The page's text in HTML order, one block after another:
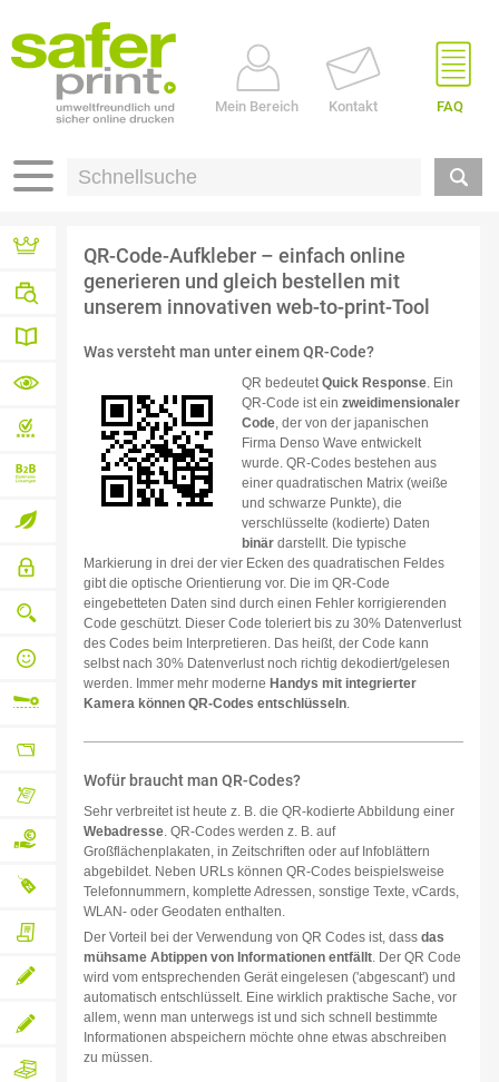
Mein Bereich Kontakt FAQ
Referenzen
Branchen
Druck-
Wissen
von A – Z
Materialübersicht
Profidatencheck
inklusive
Businesslösungen
web-to-
Umweltbewusstsein
Bestell-
Bezahlablauf
Qualitätssicherung
von
bis
Versand
qualifizierter
Flexible
Weiterverarbeitung
Absender-,
Rechnungsadressen
Kundenbereich
keine
Wünsche
Auf
Rechnung
bezahlen
Neutraler
Versand
Lieferschein
lassen
Individuelle
Druckanfrage
Gestaltungsanfrage
QR-Code-Aufkleber – einfach online
generieren und gleich bestellen mit
unserem innovativen web-to-print-Tool
Was versteht man unter einem QR-Code?
QR bedeutetQuick Response. Ein
QR-Code ist ein zweidimensionaler
Code, der von der japanischen
Firma Denso Wave entwickelt
wurde. QR-Codes bestehen aus
einer quadratischen Matrix (weiße
und schwarze Punkte), die
verschlüsselte (kodierte) Daten
binär darstellt. Die typische
Markierung in drei der vier Ecken des quadratischen Feldes
gibt die optische Orientierung vor. Die im QR-Code
eingebetteten Daten sind durch einen Fehler korrigierenden
Code geschützt. Dieser Code toleriert bis zu 30% Datenverlust
des Codes beim Interpretieren. Das heißt, der Code kann
selbst nach 30% Datenverlust noch richtig dekodiert/gelesen
werden. Immer mehr moderne Handys mit integrierter
Kamera können QR-Codes entschlüsseln.
Wofür braucht man QR-Codes?
Sehr verbreitet ist heute z. B. die QR-kodierte Abbildung einer
Webadresse. QR-Codes werden z. B. auf
Großflächenplakaten, in Zeitschriften oder auf Infoblättern
abgebildet. Neben URLs können QR-Codes beispielsweise
Telefonnummern, komplette Adressen, sonstige Texte, vCards,
WLAN- oder Geodaten enthalten.
Der Vorteil bei der Verwendung von QR Codes ist, dass das
mühsame Abtippen von Informationen entfällt. Der QR Code
wird vom entsprechenden Gerät eingelesen ('abgescant') und
automatisch entschlüsselt. Eine wirklich praktische Sache, vor
allem, wenn man unterwegs ist und sich schnell bestimmte
Informationen abspeichern möchte ohne etwas abschreiben
zu müssen.